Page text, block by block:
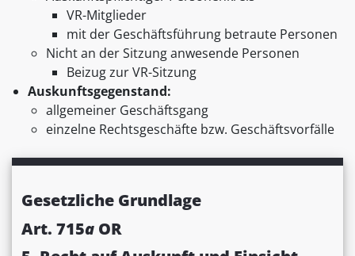
VR-Mitglieder
mit der Geschäftsführung betraute Personen
Nicht an der Sitzung anwesende Personen
Beizug zur VR-Sitzung
Auskunftsgegenstand:
allgemeiner Geschäftsgang
einzelne Rechtsgeschäfte bzw. Geschäftsvorfälle
Gesetzliche Grundlage
Art. 715a OR